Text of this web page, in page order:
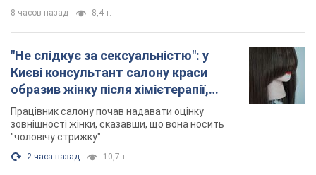
8 часов назад 8,4 т.
"Не слідкує за сексуальністю": у
Києві консультант салону краси
образив жінку після хімієтерапії,
розгорівся скандал. Фото
Працівник салону почав надавати оцінку
зовнішності жінки, сказавши, що вона носить
"чоловічу стрижку"
2 часа назад 10,7 т.